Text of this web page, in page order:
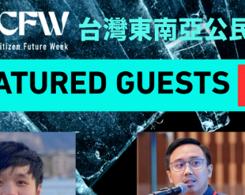
本論壇採報名制，敬請確實報名並持確認
北市